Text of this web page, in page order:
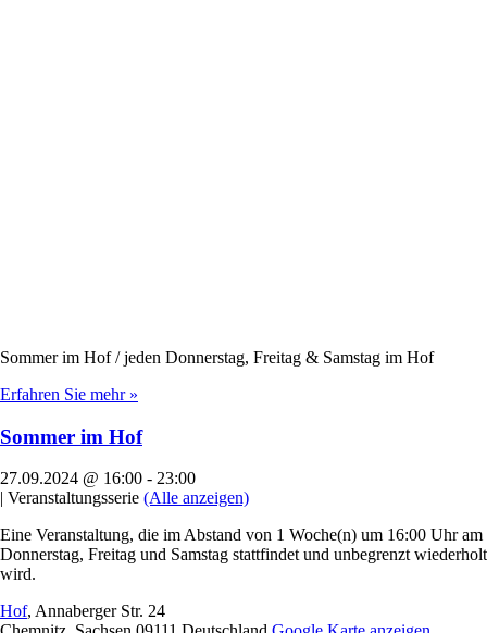
Sommer im Hof / jeden Donnerstag, Freitag & Samstag im Hof
Erfahren Sie mehr »
Sommer im Hof
27.09.2024 @ 16:00 - 23:00
| Veranstaltungsserie (Alle anzeigen)
Eine Veranstaltung, die im Abstand von 1 Woche(n) um 16:00 Uhr am
Donnerstag, Freitag und Samstag stattfindet und unbegrenzt wiederholt
wird.
Hof, Annaberger Str. 24